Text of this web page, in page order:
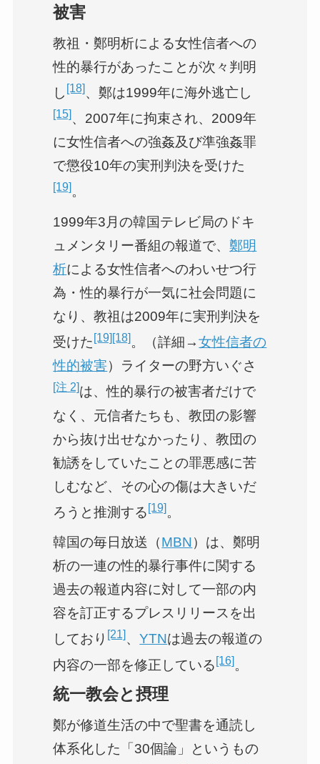
被害
教祖・鄭明析による女性信者への
性的暴行があったことが次々判明
し [18] 、鄭は1999年に海外逃亡し
[15] 、2007年に拘束され、2009年
に女性信者への強姦及び準強姦罪
で懲役10年の実刑判決を受けた
[19] 。
1999年3月の韓国テレビ局のドキ
ュメンタリー番組の報道で、鄭明
析による女性信者へのわいせつ行
為・性的暴行が一気に社会問題に
なり、教祖は2009年に実刑判決を
受けた [19] [18] 。（詳細→女性信者の
性的被害）ライターの野方いぐさ
[注 2]は、性的暴行の被害者だけで
なく、元信者たちも、教団の影響
から抜け出せなかったり、教団の
勧誘をしていたことの罪悪感に苦
しむなど、その心の傷は大きいだ
ろうと推測する [19] 。
韓国の毎日放送（MBN）は、鄭明
析の一連の性的暴行事件に関する
過去の報道内容に対して一部の内
容を訂正するプレスリリースを出
しており [21] 、YTNは過去の報道の
内容の一部を修正している [16] 。
統一教会と摂理
鄭が修道生活の中で聖書を通読し
体系化した「30個論」というもの